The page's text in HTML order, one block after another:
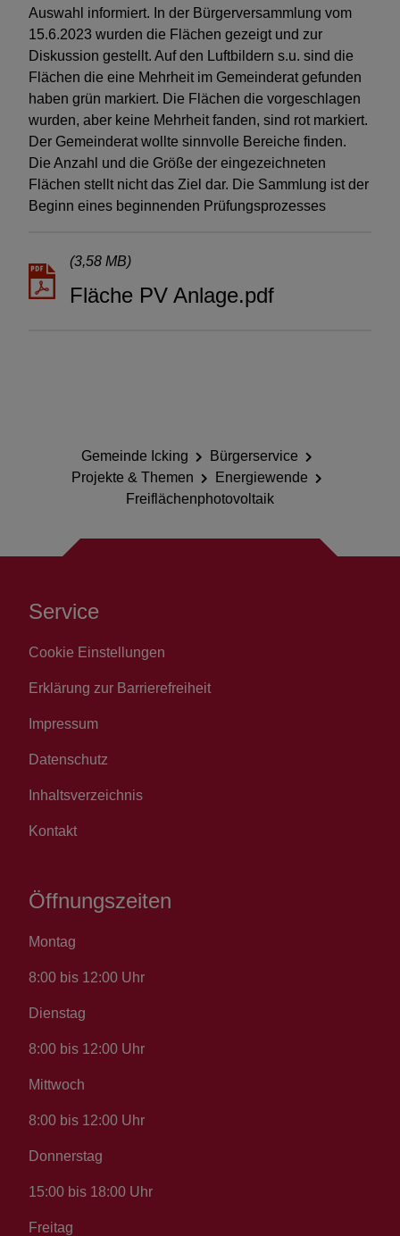
Auswahl informiert. In der Bürgerversammlung vom
15.6.2023 wurden die Flächen gezeigt und zur
Diskussion gestellt. Auf den Luftbildern s.u. sind die
Flächen die eine Mehrheit im Gemeinderat gefunden
haben grün markiert. Die Flächen die vorgeschlagen
wurden, aber keine Mehrheit fanden, sind rot markiert.
Der Gemeinderat wollte sinnvolle Bereiche finden.
Die Anzahl und die Größe der eingezeichneten
Flächen stellt nicht das Ziel dar. Die Sammlung ist der
Beginn eines beginnenden Prüfungsprozesses
(3,58 MB)
Fläche PV Anlage.pdf
Gemeinde Icking
Bürgerservice
Projekte & Themen
Energiewende
Freiflächenphotovoltaik
Service
Cookie Einstellungen
Erklärung zur Barrierefreiheit
Impressum
Datenschutz
Inhaltsverzeichnis
Kontakt
Öffnungszeiten
Montag
8:00 bis 12:00 Uhr
Dienstag
8:00 bis 12:00 Uhr
Mittwoch
8:00 bis 12:00 Uhr
Donnerstag
15:00 bis 18:00 Uhr
Freitag